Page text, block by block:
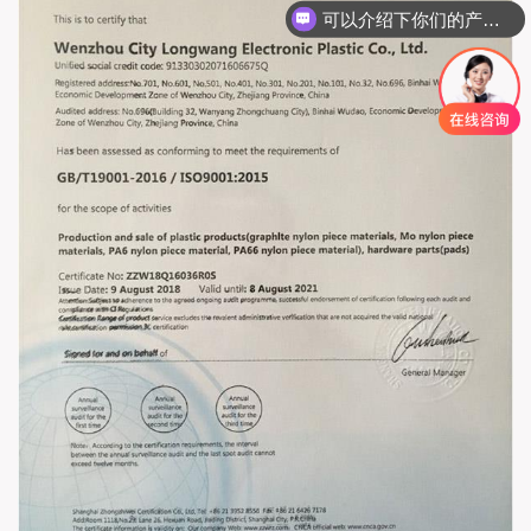
你们是怎么收费的呢